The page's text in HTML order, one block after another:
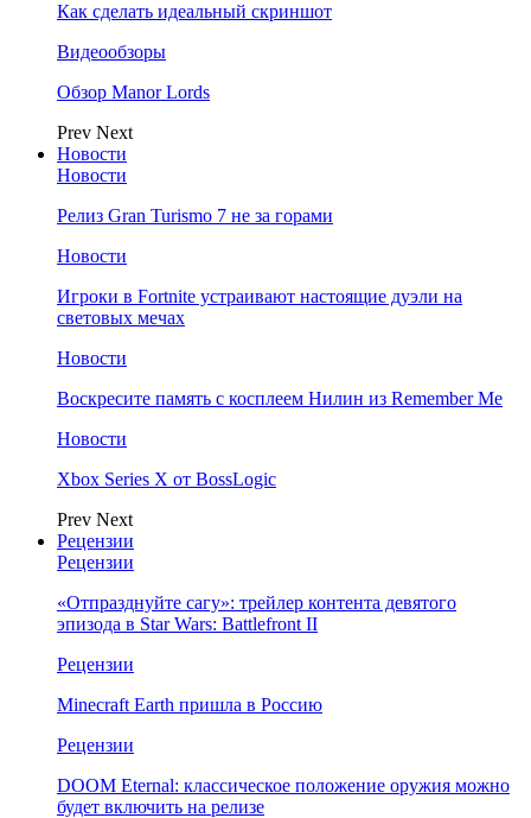
Как сделать идеальный скриншот
Видеообзоры
Обзор Manor Lords
Prev Next
Новости
Новости
Релиз Gran Turismo 7 не за горами
Новости
Игроки в Fortnite устраивают настоящие дуэли на
световых мечах
Новости
Воскресите память с косплеем Нилин из Remember Me
Новости
Xbox Series X от BossLogic
Prev Next
Рецензии
Рецензии
«Отпразднуйте сагу»: трейлер контента девятого
эпизода в Star Wars: Battlefront II
Рецензии
Minecraft Earth пришла в Россию
Рецензии
DOOM Eternal: классическое положение оружия можно
будет включить на релизе